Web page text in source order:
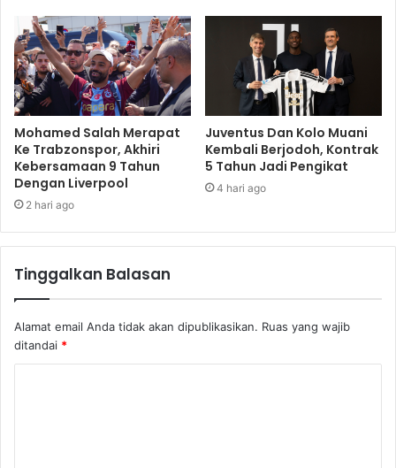
Mohamed Salah Merapat
Ke Trabzonspor, Akhiri
Kebersamaan 9 Tahun
Dengan Liverpool
2 hari ago
Juventus Dan Kolo Muani
Kembali Berjodoh, Kontrak
5 Tahun Jadi Pengikat
4 hari ago
Tinggalkan Balasan
Alamat email Anda tidak akan dipublikasikan. Ruas yang wajib
ditandai *